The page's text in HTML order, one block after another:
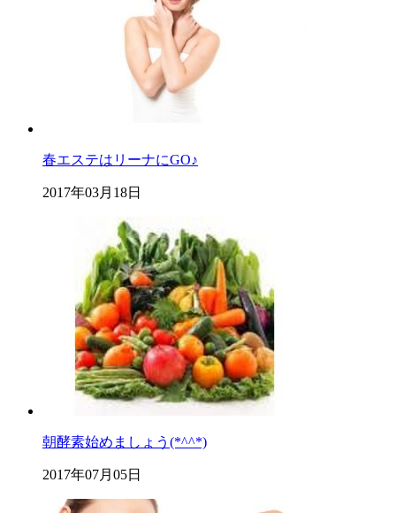
春エステはリーナにGO♪
2017年03月18日
朝酵素始めましょう(*^^*)
2017年07月05日